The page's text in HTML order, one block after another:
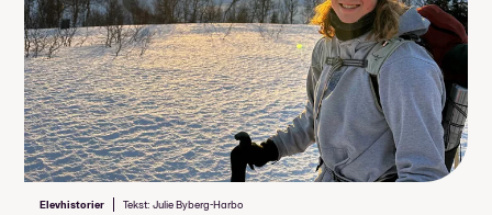
Lån og stipend
Stipend fra Lånekassen
-61 952,-
Lån fra Lånekassen
-92 928,-
Les mer om priser, lån og stipend
Elevhistorier Tekst: Julie Byberg-Harbo